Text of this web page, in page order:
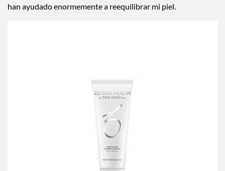
han ayudado enormemente a reequilibrar mi piel.